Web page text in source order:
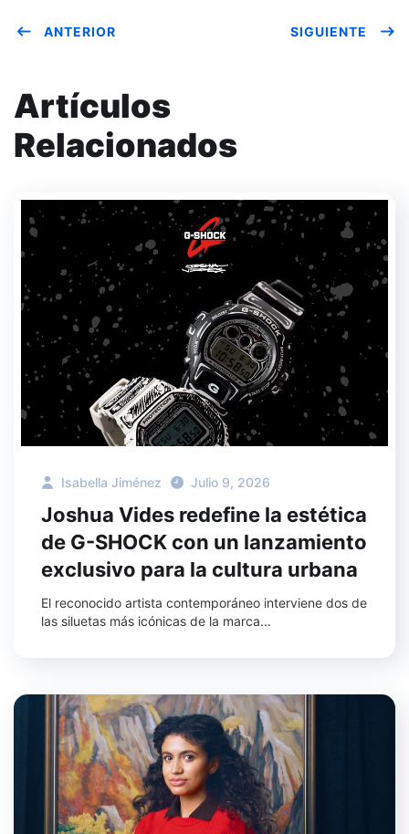
ANTERIOR SIGUIENTE
Artículos
Relacionados
Isabella Jiménez Julio 9, 2026
Joshua Vides redefine la estética
de G-SHOCK con un lanzamiento
exclusivo para la cultura urbana
El reconocido artista contemporáneo interviene dos de
las siluetas más icónicas de la marca...